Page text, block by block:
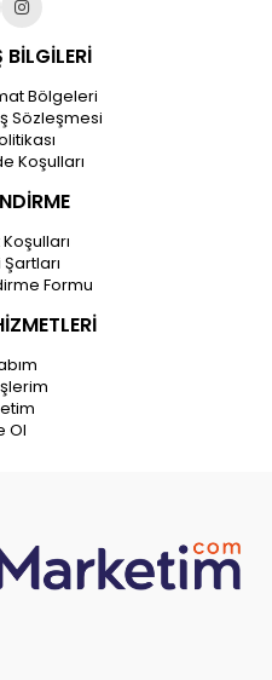
BİLGİLERİ
Bölgeleri
Sözleşmesi
Koşulları
Formu
Ol